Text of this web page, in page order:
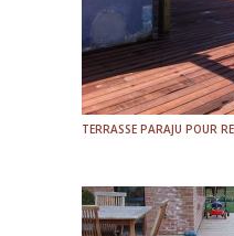
TERRASSE PARAJU POUR